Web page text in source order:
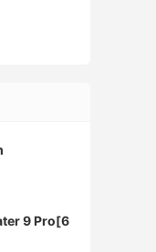
9 Pro[6